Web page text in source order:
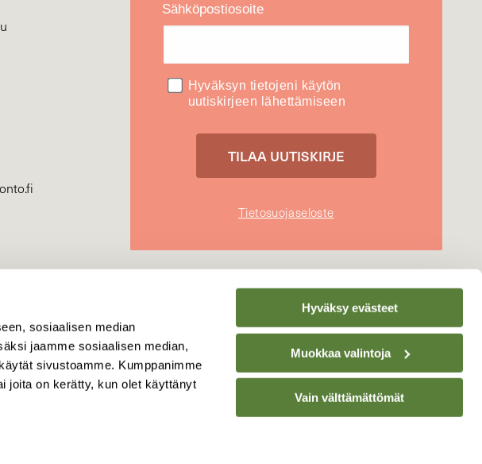
sosiaalisen median
jaamme sosiaalisen median,
sivustoamme. Kumppanimme
joita on kerätty, kun olet käyttänyt
Hyväksy evästeet
Muokkaa valintoja
Vain välttämättömät
Sähköpostiosoite
Hyväksyn tietojeni käytön
uutiskirjeen lähettämiseen
Tietosuojaseloste